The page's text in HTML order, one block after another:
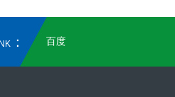
： 百度